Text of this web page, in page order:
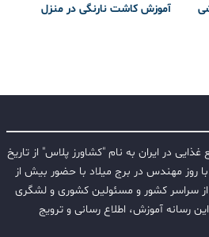
آموزش کاشت نارنگی در منزل
در ایران به نام "کشاورز پلاس" از تاریخ
ماه ۱۳۹۷ همزمان با روز مهندس در برج میلاد با حضور بیش از
از سراسر کشور و مسئولین کشوری و لشگری
رسانه آموزش، اطلاع رسانی و ترویج